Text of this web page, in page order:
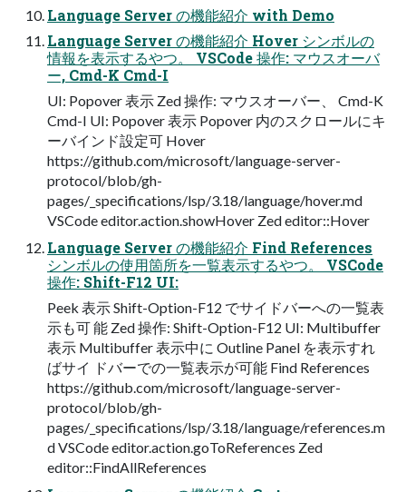
Language Server の機能紹介 with Demo
Language Server の機能紹介 Hover シンボルの
情報を表示するやつ。 VSCode 操作: マウスオーバ
ー, Cmd-K Cmd-I
UI: Popover 表示 Zed 操作: マウスオーバー、 Cmd-K
Cmd-I UI: Popover 表示 Popover 内のスクロールにキ
ーバインド設定可 Hover
https://github.com/microsoft/language-server-
protocol/blob/gh-
pages/_specifications/lsp/3.18/language/hover.md
VSCode editor.action.showHover Zed editor::Hover
Language Server の機能紹介 Find References
シンボルの使用箇所を一覧表示するやつ。 VSCode
操作: Shift-F12 UI:
Peek 表示 Shift-Option-F12 でサイドバーへの一覧表
示も可 能 Zed 操作: Shift-Option-F12 UI: Multibuffer
表示 Multibuffer 表示中に Outline Panel を表示すれ
ばサイ ドバーでの一覧表示が可能 Find References
https://github.com/microsoft/language-server-
protocol/blob/gh-
pages/_specifications/lsp/3.18/language/references.m
d VSCode editor.action.goToReferences Zed
editor::FindAllReferences